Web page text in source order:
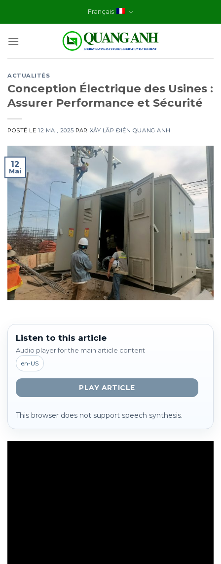
Français
ACTUALITÉS
Conception Électrique des Usines :
Assurer Performance et Sécurité
POSTÉ LE12 MAI, 2025 PAR XÂY LẮP ĐIỆN QUANG ANH
12
Mai
Listen to this article
Audio player for the main article content
en-US
PLAY ARTICLE
This browser does not support speech synthesis.